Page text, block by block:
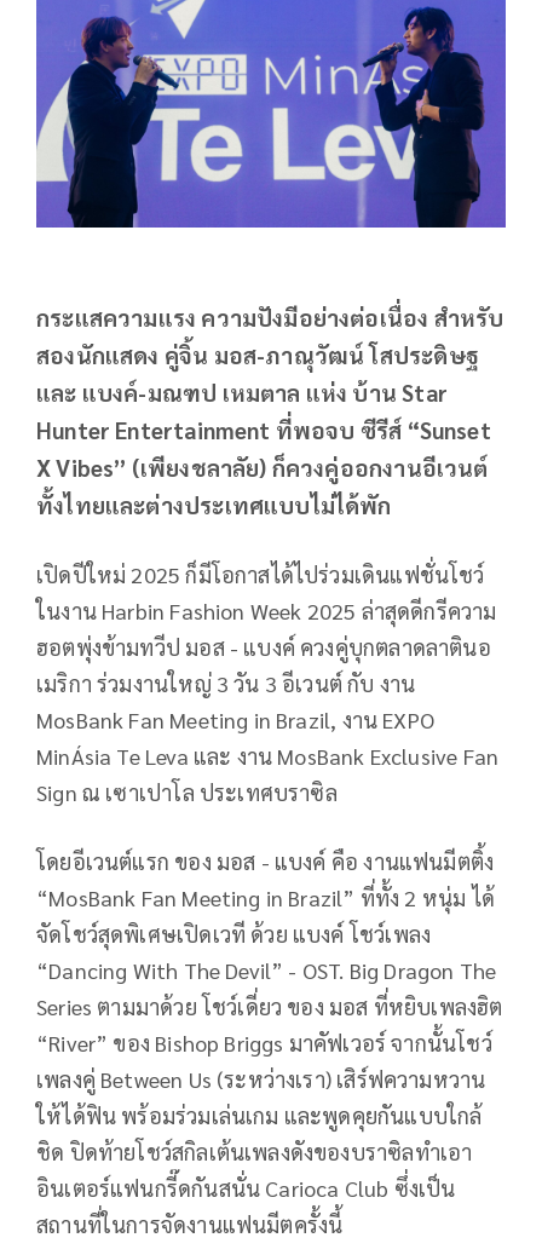
กระแสความแรง ความปังมีอย่างต่อเนื่อง สำหรับ
สองนักแสดง คู่จิ้น มอส-ภาณุวัฒน์ โสประดิษฐ
และ แบงค์-มณฑป เหมตาล แห่ง บ้าน Star
Hunter Entertainment ที่พอจบ ซีรีส์ “Sunset
X Vibes” (เพียงชลาลัย) ก็ควงคู่ออกงานอีเวนต์
ทั้งไทยและต่างประเทศแบบไม่ได้พัก
เปิดปีใหม่ 2025 ก็มีโอกาสได้ไปร่วมเดินแฟชั่นโชว์
ในงาน Harbin Fashion Week 2025 ล่าสุดดีกรีความ
ฮอตพุ่งข้ามทวีป มอส - แบงค์ ควงคู่บุกตลาดลาตินอ
เมริกา ร่วมงานใหญ่ 3 วัน 3 อีเวนต์ กับ งาน
MosBank Fan Meeting in Brazil, งาน EXPO
MinÁsia Te Leva และ งาน MosBank Exclusive Fan
Sign ณ เซาเปาโล ประเทศบราซิล
โดยอีเวนต์แรก ของ มอส - แบงค์ คือ งานแฟนมีตติ้ง
“MosBank Fan Meeting in Brazil” ที่ทั้ง 2 หนุ่ม ได้
จัดโชว์สุดพิเศษเปิดเวที ด้วย แบงค์ โชว์เพลง
“Dancing With The Devil” - OST. Big Dragon The
Series ตามมาด้วย โชว์เดี่ยว ของ มอส ที่หยิบเพลงฮิต
“River” ของ Bishop Briggs มาคัฟเวอร์ จากนั้นโชว์
เพลงคู่ Between Us (ระหว่างเรา) เสิร์ฟความหวาน
ให้ได้ฟิน พร้อมร่วมเล่นเกม และพูดคุยกันแบบใกล้
ชิด ปิดท้ายโชว์สกิลเต้นเพลงดังของบราซิลทำเอา
อินเตอร์แฟนกรี๊ดกันสนั่น Carioca Club ซึ่งเป็น
สถานที่ในการจัดงานแฟนมีตครั้งนี้